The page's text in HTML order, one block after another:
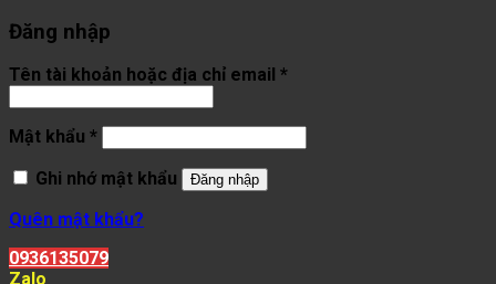
Đăng nhập
Tên tài khoản hoặc địa chỉ email *
Mật khẩu *
Ghi nhớ mật khẩu
Đăng nhập
Quên mật khẩu?
0936135079
Zalo